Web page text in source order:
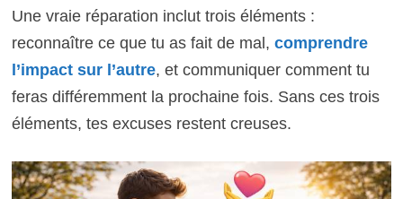
Une vraie réparation inclut trois éléments :
reconnaître ce que tu as fait de mal, comprendre
l’impact sur l’autre, et communiquer comment tu
feras différemment la prochaine fois. Sans ces trois
éléments, tes excuses restent creuses.